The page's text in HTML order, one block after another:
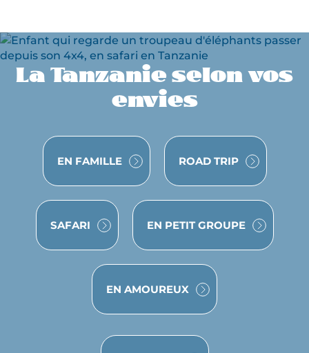
La Tanzanie selon vos
envies
VOYAGE
EN FAMILLE VOYAGE
ROAD TRIP
VOYAGE
SAFARI VOYAGE
EN PETIT GROUPE
VOYAGE
EN AMOUREUX